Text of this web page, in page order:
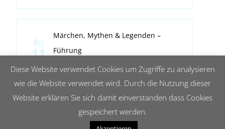
ŘÍJ
11
Märchen, Mythen & Legenden –
Führung
14:00 - 15:00
Diese Website verwendet Cookies um Zugriffe zu analysieren
wie die Website verwendet wird. Durch die Nutzung dieser
Website erklären Sie sich damit einverstanden dass Cookies
gespeichert werden.